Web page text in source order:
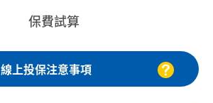
保費試算
線上投保注意事項